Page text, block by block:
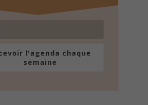
l'agenda chaque
semaine